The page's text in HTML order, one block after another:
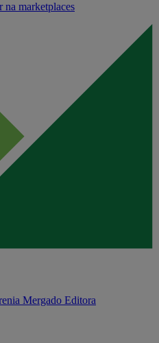
na marketplaces
Mergado Editora